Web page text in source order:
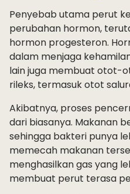
Penyebab utama perut
perubahan hormon,
hormon progesteron.
dalam menjaga
lain juga membuat otot-
rileks, termasuk otot
Akibatnya, proses
dari biasanya. Makanan
sehingga bakteri punya
memecah makanan
menghasilkan gas yang
membuat perut terasa